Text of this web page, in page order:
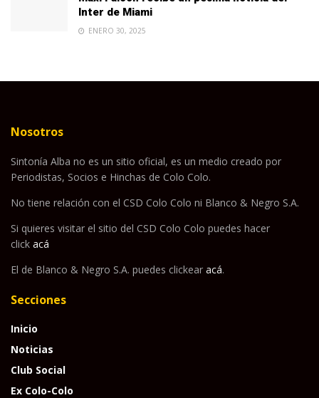
Inter de Miami
ENERO 30, 2025
Nosotros
Sintonía Alba no es un sitio oficial, es un medio creado por
Periodistas, Socios e Hinchas de Colo Colo.
No tiene relación con el CSD Colo Colo ni Blanco & Negro S.A.
Si quieres visitar el sitio del CSD Colo Colo puedes hacer
click acá
El de Blanco & Negro S.A. puedes clickear acá.
Secciones
Inicio
Noticias
Club Social
Ex Colo-Colo